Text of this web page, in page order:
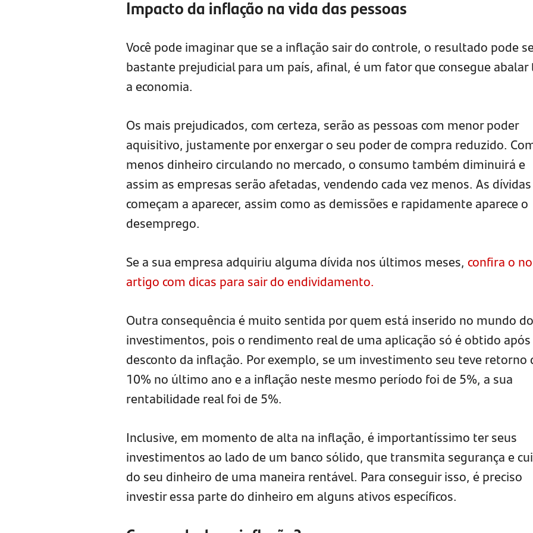
Impacto da inflação na vida das pessoas
Você pode imaginar que se a inflação sair do controle, o resultado pode
bastante prejudicial para um país, afinal, é um fator que consegue abalar
a economia.
Os mais prejudicados, com certeza, serão as pessoas com menor poder
aquisitivo, justamente por enxergar o seu poder de compra reduzido.
menos dinheiro circulando no mercado, o consumo também diminuirá e
assim as empresas serão afetadas, vendendo cada vez menos. As dívidas
começam a aparecer, assim como as demissões e rapidamente aparece o
desemprego.
Se a sua empresa adquiriu alguma dívida nos últimos meses, confira o
artigo com dicas para sair do endividamento.
Outra consequência é muito sentida por quem está inserido no mundo
investimentos, pois o rendimento real de uma aplicação só é obtido
desconto da inflação. Por exemplo, se um investimento seu teve retorno
10% no último ano e a inflação neste mesmo período foi de 5%, a sua
rentabilidade real foi de 5%.
Inclusive, em momento de alta na inflação, é importantíssimo ter seus
investimentos ao lado de um banco sólido, que transmita segurança e
do seu dinheiro de uma maneira rentável. Para conseguir isso, é preciso
investir essa parte do dinheiro em alguns ativos específicos.